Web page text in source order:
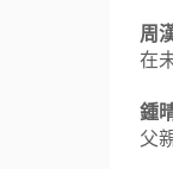
周
在
鍾
父